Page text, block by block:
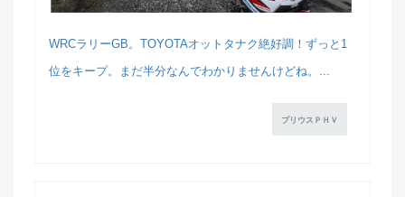
WRCラリーGB。TOYOTAオットタナク絶好調！ずっと1
位をキープ。まだ半分なんでわかりませんけどね。...
プリウスＰＨＶ